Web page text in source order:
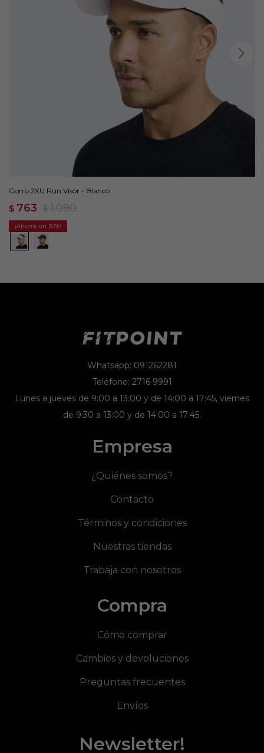
Gorro 2XU Run Visor - Blanco
$ 763 $ 1.090
30
Whatsapp: 091262281
Teléfono: 2716 9991
Lunes a jueves de 9:00 a 13:00 y de 14:00 a 17:45, viernes
de 9:30 a 13:00 y de 14:00 a 17:45.
Empresa
¿Quiénes somos?
Contacto
Términos y condiciones
Nuestras tiendas
Trabaja con nosotros
Compra
Cómo comprar
Cambios y devoluciones
Preguntas frecuentes
Envíos
Newsletter!